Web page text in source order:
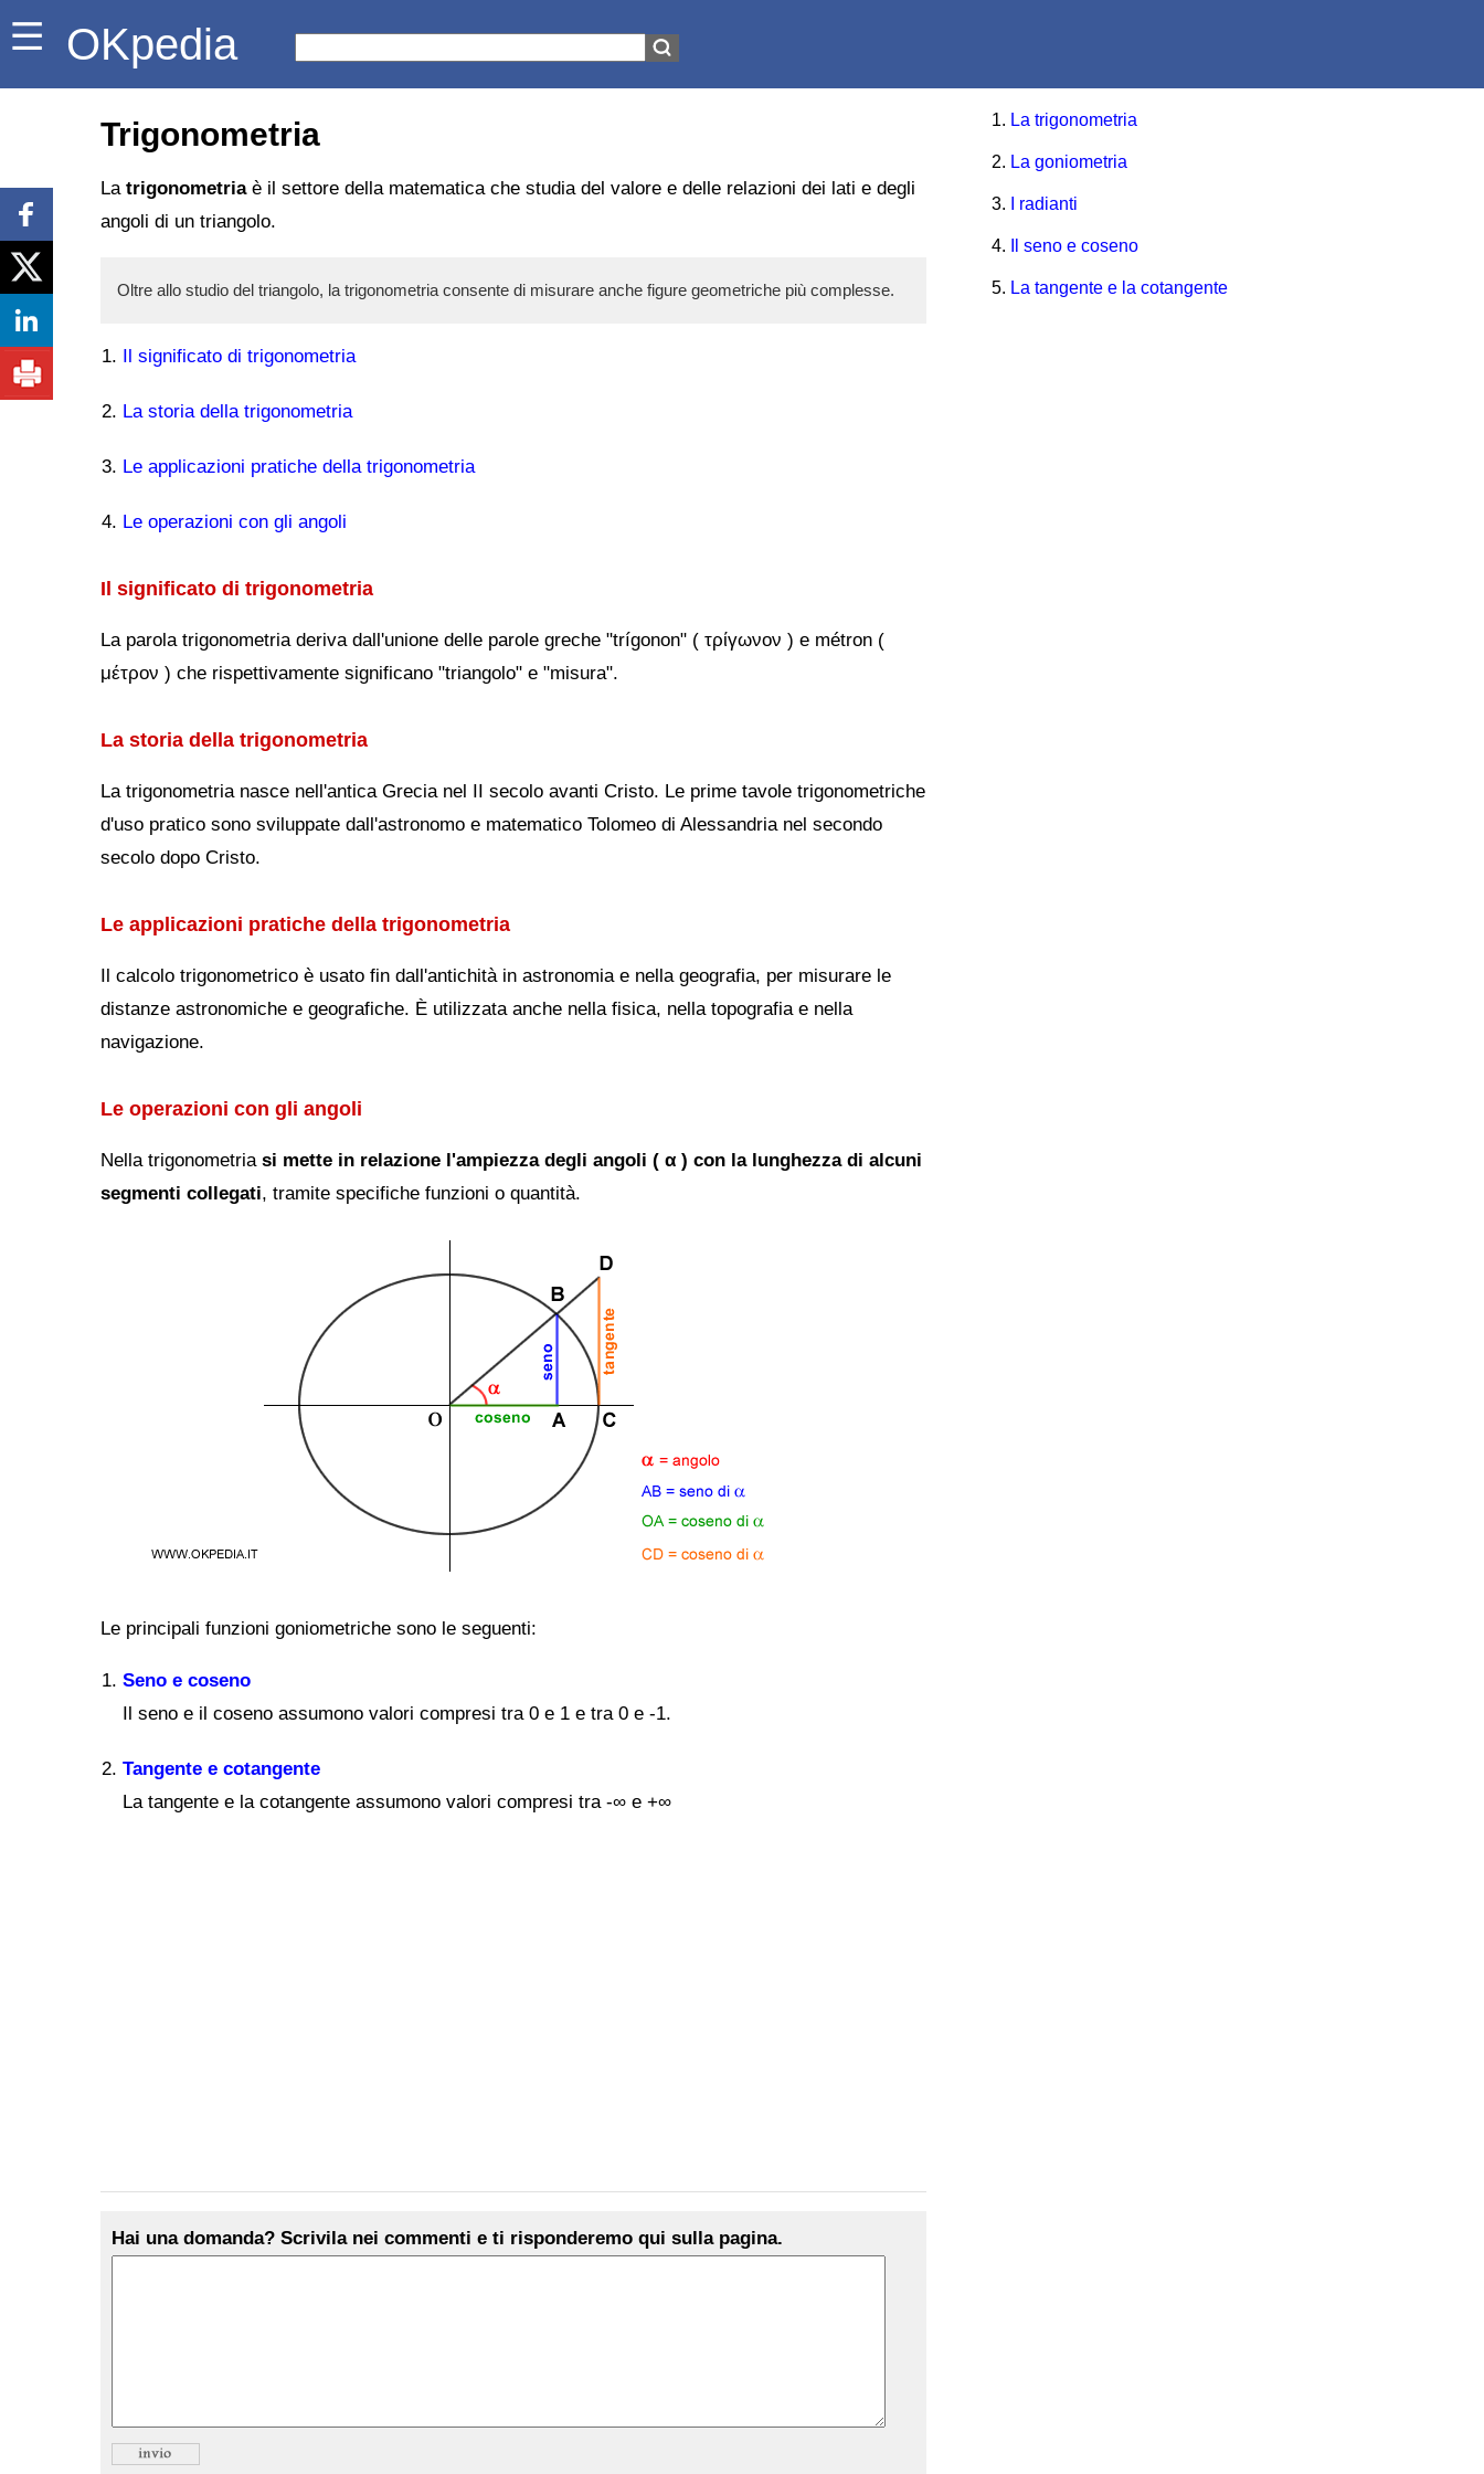
OKpedia
Trigonometria
La trigonometriaè il settore della matematica che studia del valore e delle relazioni dei lati e degli
angoli di un triangolo.
Oltre allo studio del triangolo, la trigonometria consente di misurare anche figure geometriche più complesse.
Il significato di trigonometria
La storia della trigonometria
Le applicazioni pratiche della trigonometria
Le operazioni con gli angoli
Il significato di trigonometria
La parola trigonometria deriva dall'unione delle parole greche "trígonon" ( τρίγωνον ) e métron (
μέτρον ) che rispettivamente significano "triangolo" e "misura".
La storia della trigonometria
La trigonometria nasce nell'antica Grecia nel II secolo avanti Cristo. Le prime tavole trigonometriche
d'uso pratico sono sviluppate dall'astronomo e matematico Tolomeo di Alessandria nel secondo
secolo dopo Cristo.
Le applicazioni pratiche della trigonometria
Il calcolo trigonometrico è usato fin dall'antichità in astronomia e nella geografia, per misurare le
distanze astronomiche e geografiche. È utilizzata anche nella fisica, nella topografia e nella
navigazione.
Le operazioni con gli angoli
Nella trigonometria si mette in relazione l'ampiezza degli angoli ( α ) con la lunghezza di alcuni
segmenti collegati, tramite specifiche funzioni o quantità.
Le principali funzioni goniometriche sono le seguenti:
Seno e coseno
Il seno e il coseno assumono valori compresi tra 0 e 1 e tra 0 e -1.
Tangente e cotangente
La tangente e la cotangente assumono valori compresi tra -∞ e +∞
Hai una domanda? Scrivila nei commenti e ti risponderemo qui sulla pagina.
La trigonometria
La goniometria
I radianti
Il seno e coseno
La tangente e la cotangente